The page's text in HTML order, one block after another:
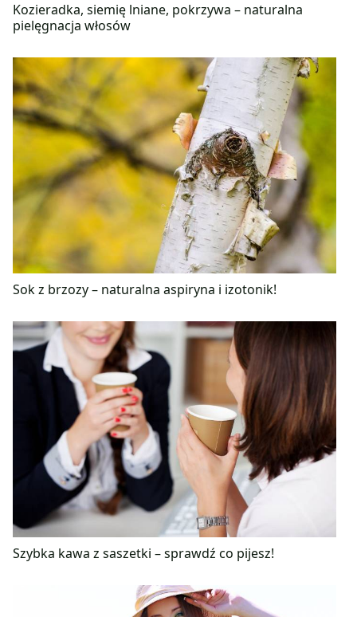
Kozieradka, siemię lniane, pokrzywa – naturalna
pielęgnacja włosów
Sok z brzozy – naturalna aspiryna i izotonik!
Szybka kawa z saszetki – sprawdź co pijesz!